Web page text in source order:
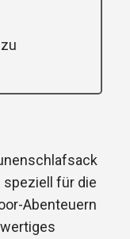
speziell für die
Abenteuern